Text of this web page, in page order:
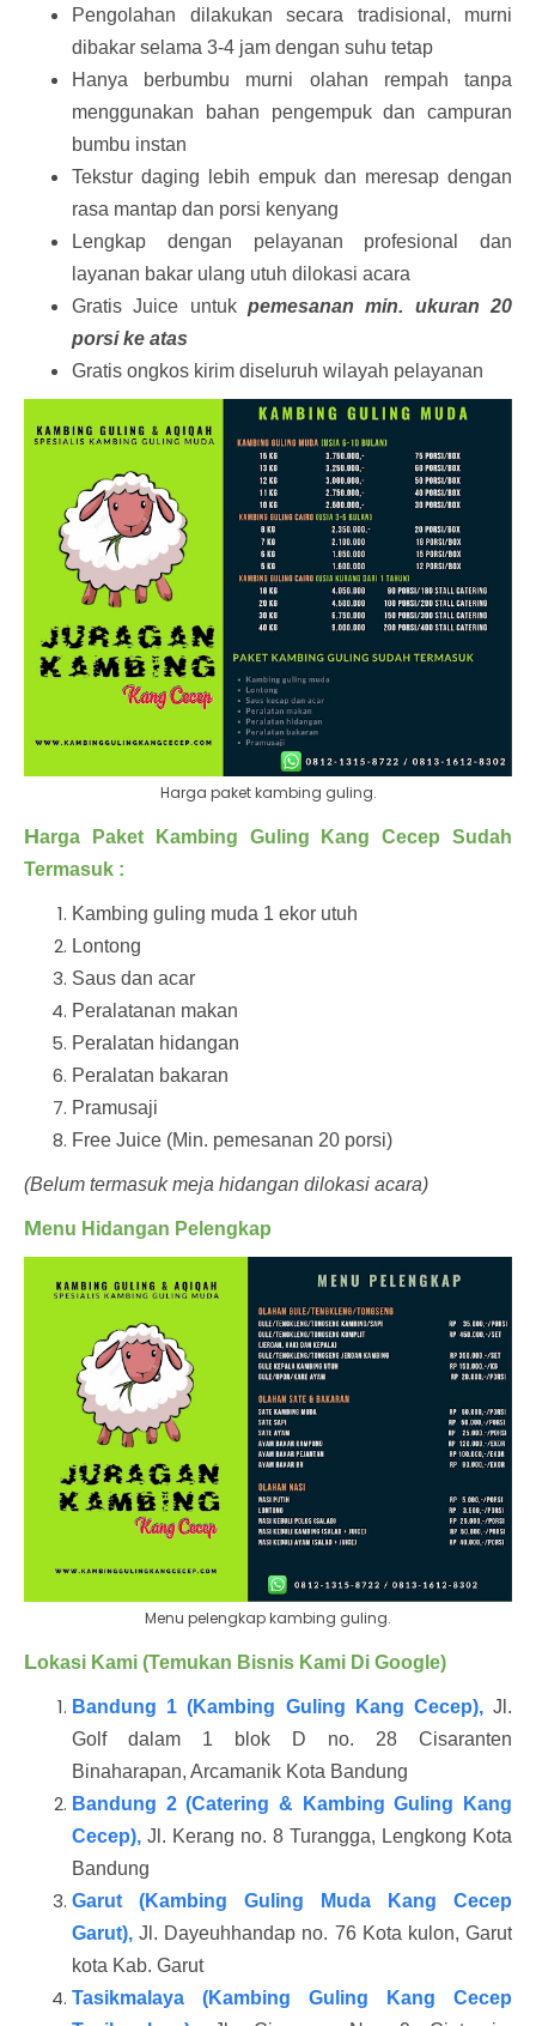
Pengolahan dilakukan secara tradisional, murni
dibakar selama 3-4 jam dengan suhu tetap
Hanya berbumbu murni olahan rempah tanpa
menggunakan bahan pengempuk dan campuran
bumbu instan
Tekstur daging lebih empuk dan meresap dengan
rasa mantap dan porsi kenyang
Lengkap dengan pelayanan profesional dan
layanan bakar ulang utuh dilokasi acara
Gratis Juice untuk pemesanan min. ukuran 20
porsi ke atas
Gratis ongkos kirim diseluruh wilayah pelayanan
Harga paket kambing guling.
Harga Paket Kambing Guling Kang Cecep Sudah
Termasuk :
Kambing guling muda 1 ekor utuh
Lontong
Saus dan acar
Peralatanan makan
Peralatan hidangan
Peralatan bakaran
Pramusaji
Free Juice (Min. pemesanan 20 porsi)
(Belum termasuk meja hidangan dilokasi acara)
Menu Hidangan Pelengkap
Menu pelengkap kambing guling.
Lokasi Kami (Temukan Bisnis Kami Di Google)
Bandung 1 (Kambing Guling Kang Cecep),Jl.
Golf dalam 1 blok D no. 28 Cisaranten
Binaharapan, Arcamanik Kota Bandung
Bandung 2 (Catering & Kambing Guling Kang
Cecep), Jl. Kerang no. 8 Turangga, Lengkong Kota
Bandung
Garut (Kambing Guling Muda Kang Cecep
Garut),Jl. Dayeuhhandap no. 76 Kota kulon, Garut
kota Kab. Garut
Tasikmalaya (Kambing Guling Kang Cecep